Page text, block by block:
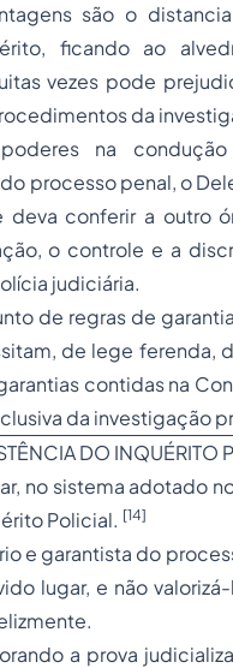
são o
ficando ao
vezes pode
da
na
processo penal, o
deva conferir a outro
o controle e a
judiciária.
de regras de
de lege ferenda,
contidas na
da investigação
DO INQUÉRITO
no sistema adotado
Policial. [14]
e garantista do
lugar, e não
a prova